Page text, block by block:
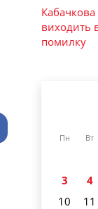
виходить
помилку
Пн Вт
3
4
10
11